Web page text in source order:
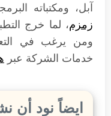
آبل، ومكتباته
زمزم، لما خرج
ومن يرغب في
خدمات الشركة عبر
ايضاً نود أن